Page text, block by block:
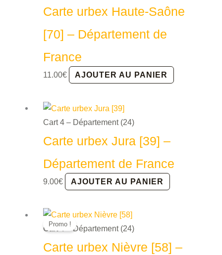
Carte urbex Haute-Saône
[70] – Département de
France
11.00€ AJOUTER AU PANIER
Cart 4 – Département (24)
Carte urbex Jura [39] –
Département de France
9.00€ AJOUTER AU PANIER
Promo !
Cart 4 – Département (24)
Carte urbex Nièvre [58] –